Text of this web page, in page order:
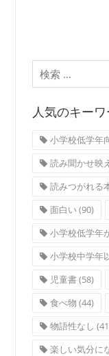
検
索:
人気のキーワ
小学校低学年
読み聞かせ映
読みつがれる
面白い(90)
小学校低学年
小学校中学年
児童書(58)
食べ物 (44)
物語性なし
楽しい気分に